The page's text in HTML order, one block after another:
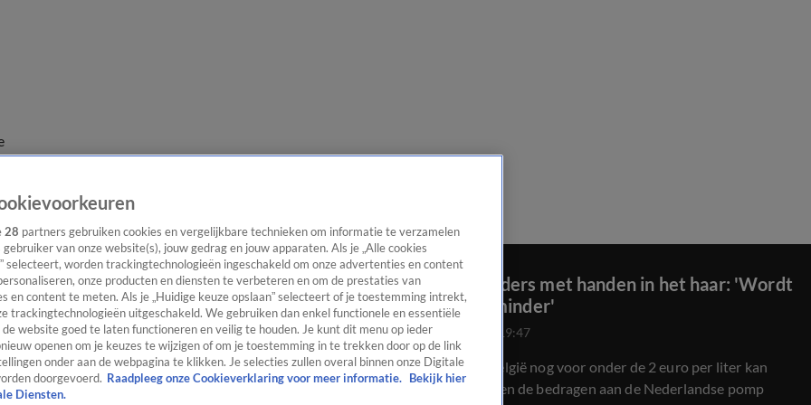
Pomphouders met handen in het haar: 'Wordt
elke dag minder'
21 apr 2026, 19:47
Waar je in België nog voor onder de 2 euro per liter kan
tanken, blijven de bedragen aan de Nederlandse pomp
28 partners gebruiken cookies en vergelijkbare technieken om informatie te verzamelen
gebruiker van onze website(s), jouw gedrag en jouw apparaten. Als je „Alle cookies
selecteert, worden trackingtechnologieën ingeschakeld om onze advertenties en content
onze producten en diensten te verbeteren en om de prestaties van
en content te meten. Als je „Huidige keuze opslaan” selecteert of je toestemming intrekt,
trackingtechnologieën uitgeschakeld. We gebruiken dan enkel functionele en essentiële
de website goed te laten functioneren en veilig te houden. Je kunt dit menu op ieder
openen om je keuzes te wijzigen of om je toestemming in te trekken door op de link
onder aan de webpagina te klikken. Je selecties zullen overal binnen onze Digitale
doorgevoerd. Raadpleeg onze Cookieverklaring voor meer informatie. Bekijk hier
Diensten.